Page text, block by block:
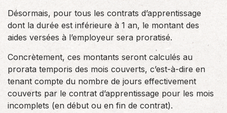
Désormais, pour tous les contrats d’apprentissage
dont la durée est inférieure à 1 an, le montant des
aides versées à l’employeur sera proratisé.
Concrètement, ces montants seront calculés au
prorata temporis des mois couverts, c’est-à-dire en
tenant compte du nombre de jours effectivement
couverts par le contrat d’apprentissage pour les mois
incomplets (en début ou en fin de contrat).